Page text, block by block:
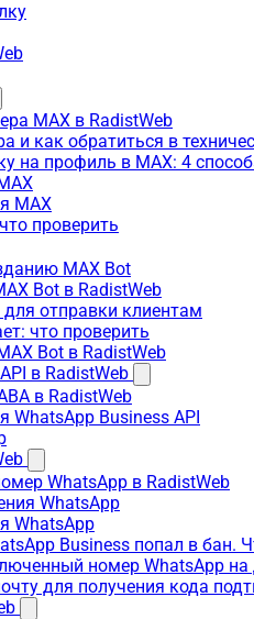
MAX в RadistWeb
и как обратиться в
на профиль в MAX: 4
MAX
проверить
MAX Bot
Bot в RadistWeb
для отправки клиентам
что проверить
Bot в RadistWeb
в RadistWeb
в RadistWeb
WhatsApp Business API
WhatsApp в RadistWeb
WhatsApp
WhatsApp
Business попал в бан.
номер WhatsApp на
для получения кода